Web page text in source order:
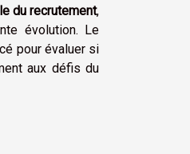
du recrutement,
évolution. Le
pour évaluer si
aux défis du